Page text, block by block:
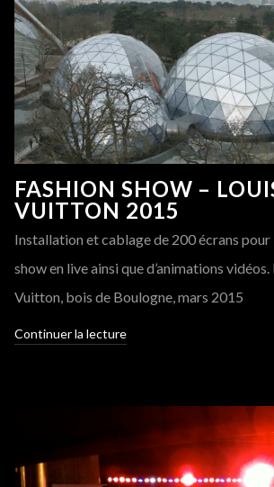
FASHION SHOW –
VUITTON 2015
Installation et cablage de 200 écrans
show en live ainsi que d’animations
Vuitton, bois de Boulogne, mars 2015
Continuer la lecture